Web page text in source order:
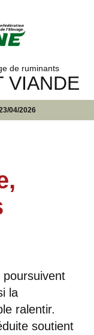
de ruminants
VIANDE
04/2026
la
ralentir.
soutient